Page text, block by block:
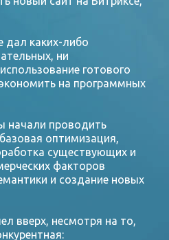
дал каких-либо
ни
готового
на программных
начали проводить
оптимизация,
существующих и
факторов
и создание новых
вверх, несмотря на то,